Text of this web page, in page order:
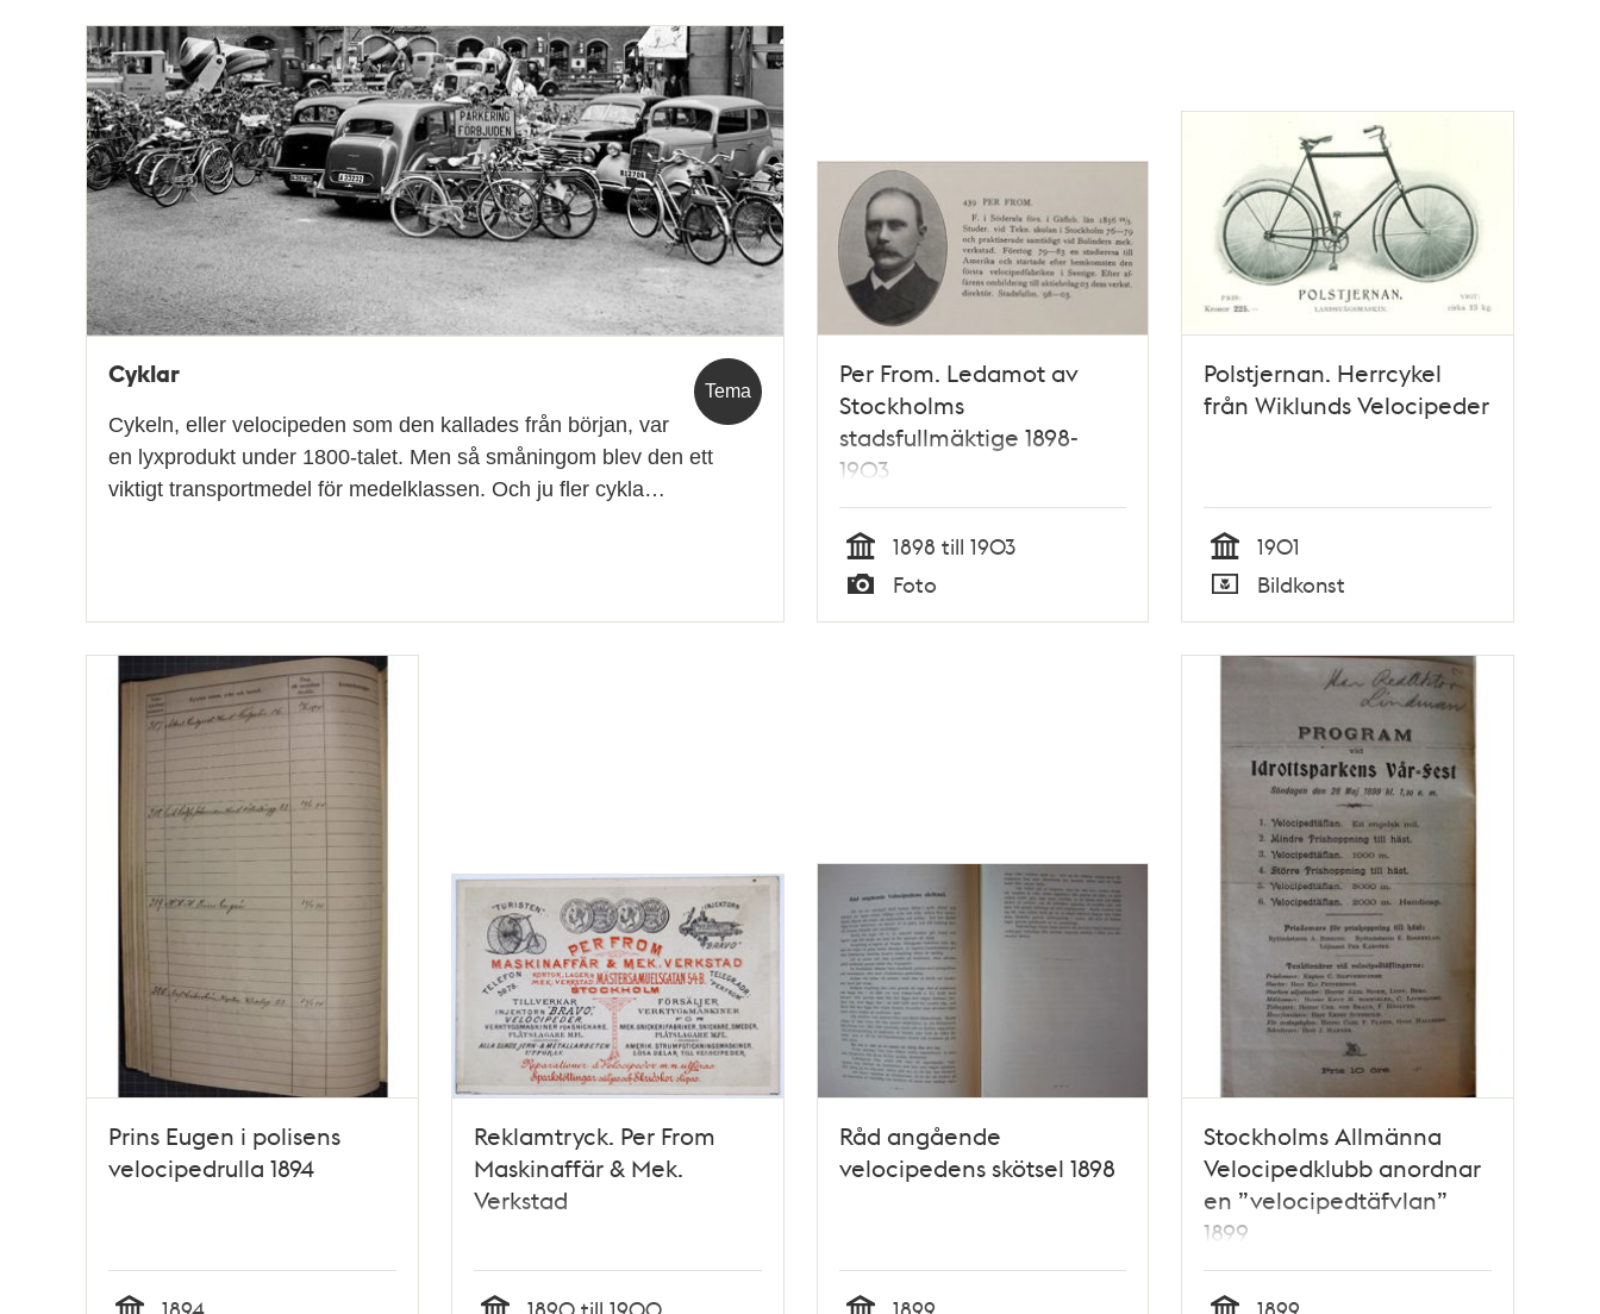
Relaterade
poster
och
teman
Tema
Cyklar
Cykeln, eller velocipeden som den kallades från början, var
en lyxprodukt under 1800-talet. Men så småningom blev den ett
viktigt transportmedel för medelklassen. Och ju fler cykla…
Per From. Ledamot av
Stockholms
stadsfullmäktige 1898-
1903
Tid
1898 till 1903
Typ
Foto
Polstjernan. Herrcykel
från Wiklunds Velocipeder
Tid
1901
Typ
Bildkonst
Prins Eugen i polisens
velocipedrulla 1894
1894
Reklamtryck. Per From
Maskinaffär & Mek.
Verkstad
1890 till 1900
Råd angående
velocipedens skötsel 1898
1899
Stockholms Allmänna
Velocipedklubb anordnar
en ”velocipedtäfvlan”
1899
1899